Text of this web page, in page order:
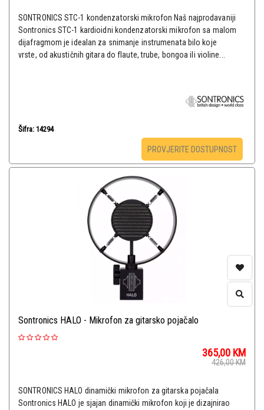
SONTRONICS STC-1 kondenzatorski mikrofon Naš najprodavaniji
Sontronics STC-1 kardioidni kondenzatorski mikrofon sa malom
dijafragmom je idealan za snimanje instrumenata bilo koje
vrste, od akustičnih gitara do flaute, trube, bongoa ili violine...
Šifra: 14294
PROVJERITE DOSTUPNOST
Sontronics HALO - Mikrofon za gitarsko pojačalo
365,00 KM
426,00KM
SONTRONICS HALO dinamički mikrofon za gitarska pojačala
Sontronics HALO je sjajan dinamički mikrofon koji je dizajnirao